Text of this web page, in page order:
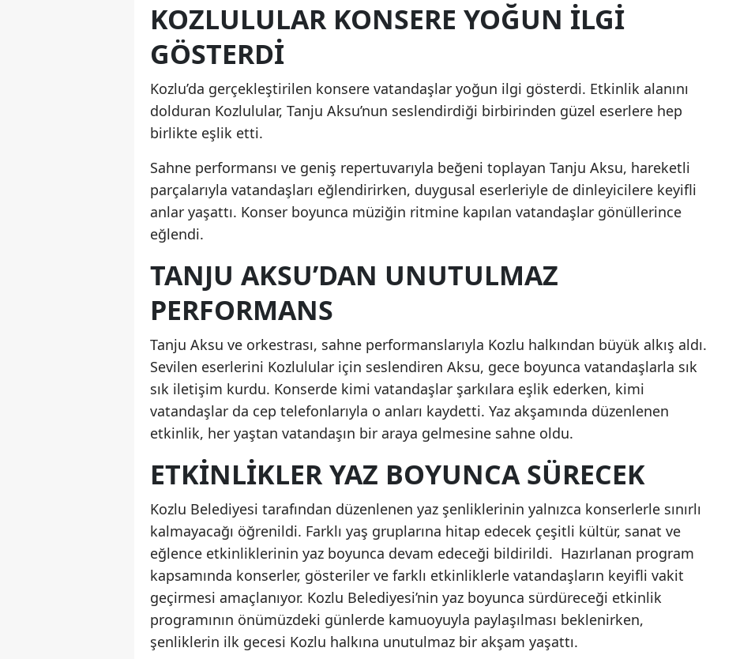
KOZLULULAR KONSERE YOĞUN İLGİ
GÖSTERDİ
Kozlu’da gerçekleştirilen konsere vatandaşlar yoğun ilgi gösterdi. Etkinlik alanını
dolduran Kozlulular, Tanju Aksu’nun seslendirdiği birbirinden güzel eserlere hep
birlikte eşlik etti.
Sahne performansı ve geniş repertuvarıyla beğeni toplayan Tanju Aksu, hareketli
parçalarıyla vatandaşları eğlendirirken, duygusal eserleriyle de dinleyicilere keyifli
anlar yaşattı. Konser boyunca müziğin ritmine kapılan vatandaşlar gönüllerince
eğlendi.
TANJU AKSU’DAN UNUTULMAZ
PERFORMANS
Tanju Aksu ve orkestrası, sahne performanslarıyla Kozlu halkından büyük alkış aldı.
Sevilen eserlerini Kozlulular için seslendiren Aksu, gece boyunca vatandaşlarla sık
sık iletişim kurdu. Konserde kimi vatandaşlar şarkılara eşlik ederken, kimi
vatandaşlar da cep telefonlarıyla o anları kaydetti. Yaz akşamında düzenlenen
etkinlik, her yaştan vatandaşın bir araya gelmesine sahne oldu.
ETKİNLİKLER YAZ BOYUNCA SÜRECEK
Kozlu Belediyesi tarafından düzenlenen yaz şenliklerinin yalnızca konserlerle sınırlı
kalmayacağı öğrenildi. Farklı yaş gruplarına hitap edecek çeşitli kültür, sanat ve
eğlence etkinliklerinin yaz boyunca devam edeceği bildirildi. Hazırlanan program
kapsamında konserler, gösteriler ve farklı etkinliklerle vatandaşların keyifli vakit
geçirmesi amaçlanıyor. Kozlu Belediyesi’nin yaz boyunca sürdüreceği etkinlik
programının önümüzdeki günlerde kamuoyuyla paylaşılması beklenirken,
şenliklerin ilk gecesi Kozlu halkına unutulmaz bir akşam yaşattı.